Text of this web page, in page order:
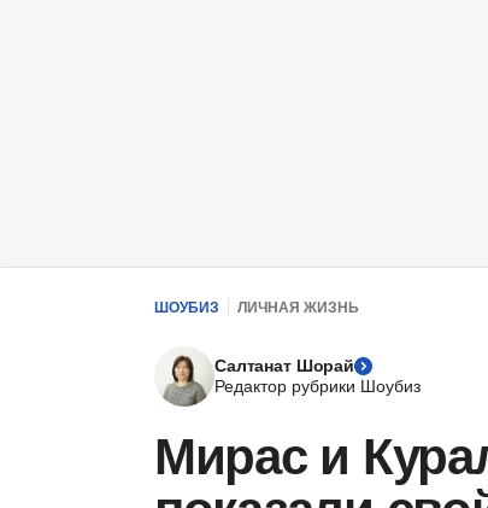
ШОУБИЗ ЛИЧНАЯ ЖИЗНЬ
Салтанат Шорай
Редактор рубрики Шоубиз
Мирас и